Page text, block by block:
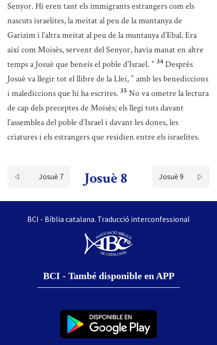
Senyor. Hi eren tant els immigrants estrangers com els
nascuts israelites, la meitat al peu de la muntanya de
Garizim i l’altra meitat al peu de la muntanya d’Ebal. Era
així com Moisès, servent del Senyor, havia manat en altre
temps a Josuè que beneís el poble d’Israel. * 34 Després
Josuè va llegir tot el llibre de la Llei, * amb les benediccions
i malediccions que hi ha escrites. 35 No va ometre la lectura
de cap dels preceptes de Moisès; els llegí tots davant
l’assemblea del poble d’Israel i davant les dones, les
criatures i els estrangers que residien entre els israelites.
Josuè 7 Josuè 8 Josuè 9
BCI - Bíblia catalana. Traducció interconfessional
BCI - També disponible en APP